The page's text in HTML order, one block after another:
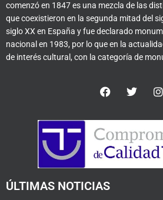
comenzó en 1847 es una mezcla de las
que coexistieron en la segunda mitad del
siglo XX en España y fue declarado
nacional en 1983, por lo que en la
de interés cultural, con la categoría de
F
a
e
b
o
o
k
T
w
t
t
e
r
I
n
t
a
r
a
ÚLTIMAS NOTICIAS